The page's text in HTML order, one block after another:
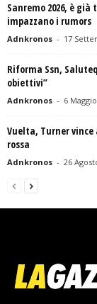
Sanremo 2026, è
impazzano i rumors
Adnkronos - 17
Riforma Ssn,
obiettivi”
Adnkronos - 6
Vuelta, Turner
rossa
Adnkronos - 26